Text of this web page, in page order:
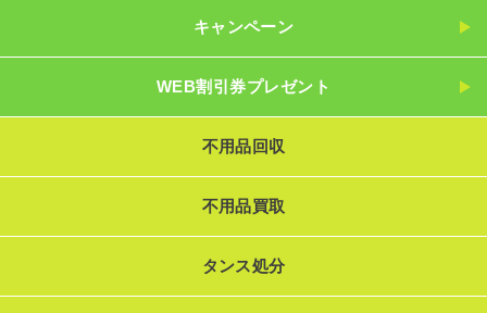
キャンペーン
WEB割引券プレゼント
不用品回収
不用品買取
タンス処分